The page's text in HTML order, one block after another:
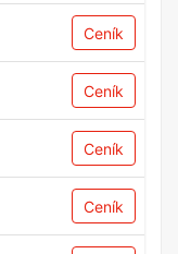
Ceník
Ceník
Ceník
Ceník